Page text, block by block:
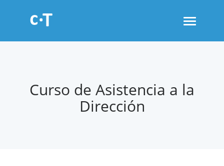
Toggle
Curso de Asistencia a la
Dirección